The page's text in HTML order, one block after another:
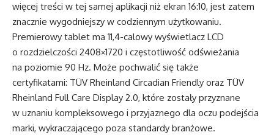
więcej treści w tej samej aplikacji niż ekran 16:10, jest zatem
znacznie wygodniejszy w codziennym użytkowaniu.
Premierowy tablet ma 11,4-calowy wyświetlacz LCD
o rozdzielczości 2408×1720 i częstotliwość odświeżania
na poziomie 90 Hz. Może pochwalić się także
certyfikatami: TÜV Rheinland Circadian Friendly oraz TÜV
Rheinland Full Care Display 2.0, które zostały przyznane
w uznaniu kompleksowego i przyjaznego dla oczu podejścia
marki, wykraczającego poza standardy branżowe.